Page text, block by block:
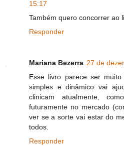
15:17
Também quero concorrer ao
Responder
Mariana Bezerra 27 de
Esse livro parece ser
simples e dinâmico vai
clinicam atualmente,
futuramente no mercado
ver se a sorte vai estar do
todos.
Responder